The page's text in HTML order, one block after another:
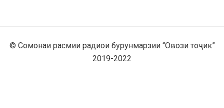
© Сомонаи расмии радиои бурунмарзии “Овози тоҷик”
2019-2022